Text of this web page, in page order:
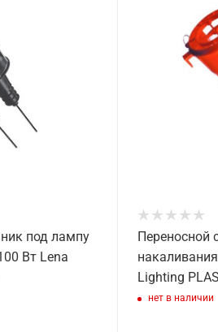
под лампу
Вт Lena
Переносной
Lighting
нет в наличии